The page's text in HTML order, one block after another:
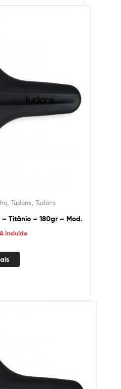
, Tudons Tudons
Titânio – 180gr – Mod.
incluído